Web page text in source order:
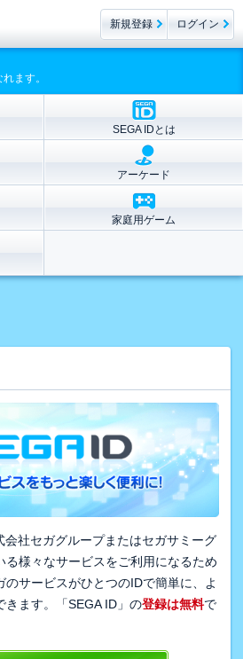
ます。
SEGA IDとは
アーケード
家庭用ゲーム
会社セガグループまたはセガサミーグ
る様々なサービスをご利用になるため
のサービスがひとつのIDで簡単に、よ
きます。「SEGA ID」の登録は無料で
新規登録 ログイン